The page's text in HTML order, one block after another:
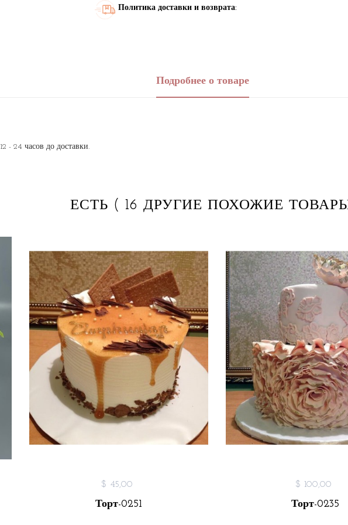
Политика доставки и возврата:
Подробнее о товаре
12 - 24 часов до доставки.
ЕСТЬ ( 16 ДРУГИЕ ПОХОЖИЕ
$ 45,00
Торт-0251
$ 100,00
Торт-0235